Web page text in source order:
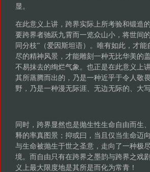
显。
在此意义上讲，跨界实际上所考验和锻造
要跨界者驰跃九霄而一览众山小，将世间
同分枝”（爱因斯坦语）。唯有如此，才
尽的精神风景，才能雕刻一种无比华美的
不易抹去的绚烂气象。也正是在此意义上
其所蒸腾而出的，乃是一种近乎于令人敬
野，乃是一种漫无际涯、无边无际的、大
同时，跨界显然也是抛生性生命自由而生
释的率真图景；抑或曰，当且仅当生命迈
与生命被抛生于世之圣意，走向了一种极
境。而自由只有在跨界之墨韵与跨界之戏
义上最大限度地是其所是而化为常青！